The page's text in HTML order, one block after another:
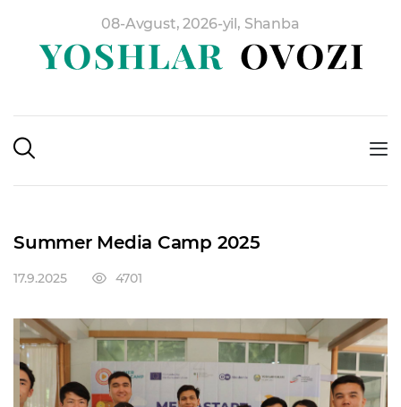
08-Avgust, 2026-yil, Shanba
Summer Media Camp 2025
17.9.2025 4701